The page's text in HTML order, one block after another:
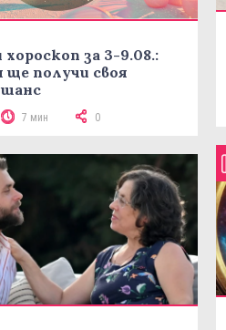
за 3-9.08.:
ще получи своя
7 мин 0